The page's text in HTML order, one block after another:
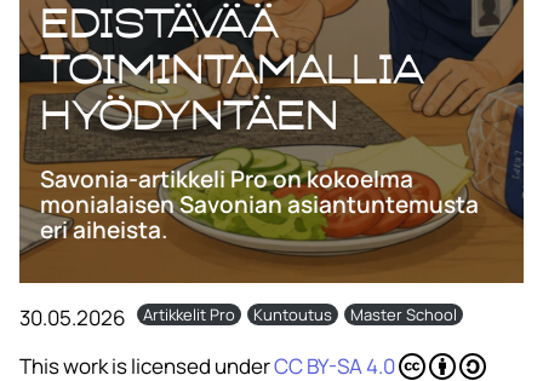
edistävää
toimintamallia
hyödyntäen
Savonia-artikkeli Pro on kokoelma
monialaisen Savonian asiantuntemusta
eri aiheista.
30.05.2026 Artikkelit Pro Kuntoutus Master School
This work is licensed underCC BY-SA 4.0